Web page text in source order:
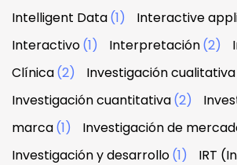
Intelligent Data(1) Interactive
Interactivo(1) Interpretación(2)
Clínica(2) Investigación cualitativa
Investigación cuantitativa(2)
marca(1) Investigación de
Investigación y desarrollo(1)
IRT